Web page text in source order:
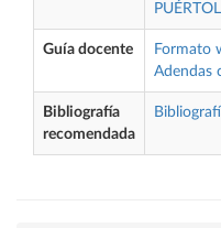
Guía docente Formato
Adendas
Bibliografía
recomendada